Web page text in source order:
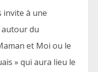
invite à une
autour du
et Moi ou le
» qui aura lieu le